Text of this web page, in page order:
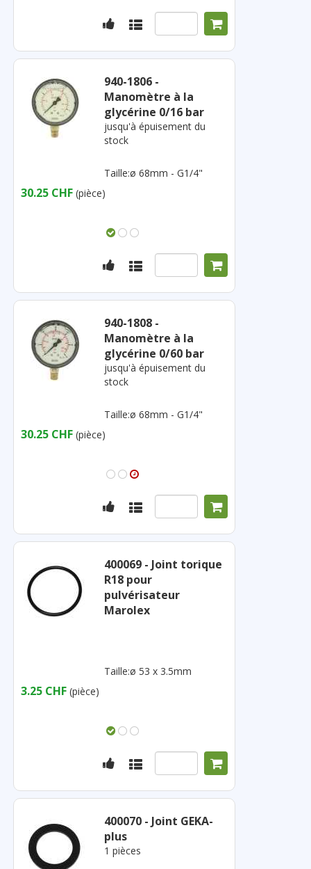
940-1806 -
Manomètre à la
glycérine 0/16 bar
jusqu'à épuisement du
stock
Taille:ø 68mm - G1/4"
30.25 CHF (pièce)
940-1808 -
Manomètre à la
glycérine 0/60 bar
jusqu'à épuisement du
stock
Taille:ø 68mm - G1/4"
30.25 CHF (pièce)
400069 - Joint torique
R18 pour
pulvérisateur
Marolex
Taille:ø 53 x 3.5mm
3.25 CHF (pièce)
400070 - Joint GEKA-
plus
1 pièces